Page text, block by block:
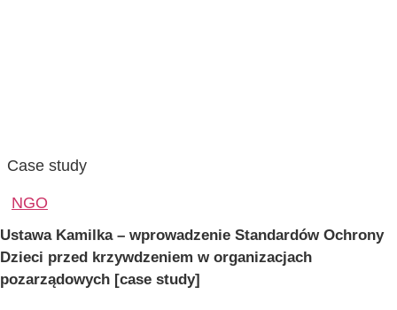
Case study
NGO
Ustawa Kamilka – wprowadzenie Standardów Ochrony
Dzieci przed krzywdzeniem w organizacjach
pozarządowych [case study]